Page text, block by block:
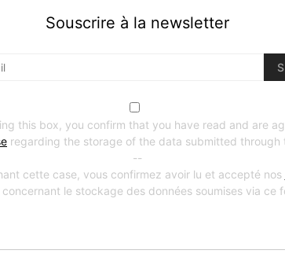
Souscrire à la newsletter
this box, you confirm that you have read and are
regarding the storage of the data submitted through
--
cette case, vous confirmez avoir lu et accepté nos
le stockage des données soumises via ce